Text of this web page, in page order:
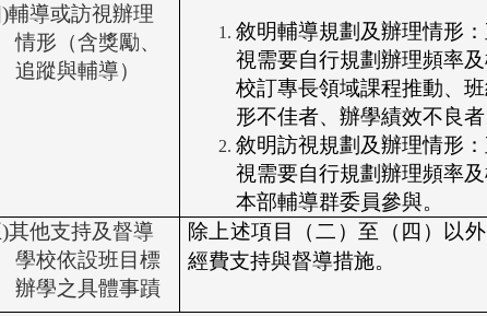
輔導或訪視辦理
情形（含獎勵、
追蹤與輔導）
敘明輔導規劃及辦理情形 ：
視需要自行規劃辦理頻率
校訂專長領域課程推動、
形不佳者、辦學績效不良者
敘明訪視規劃及辦理情形 ：
視需要自行規劃辦理頻率
本部輔導群委員參與。
其他支持及督導
學校依設班目標
辦學之具體事蹟
除上述項目（二）至（四）以
經費支持與督導措施。